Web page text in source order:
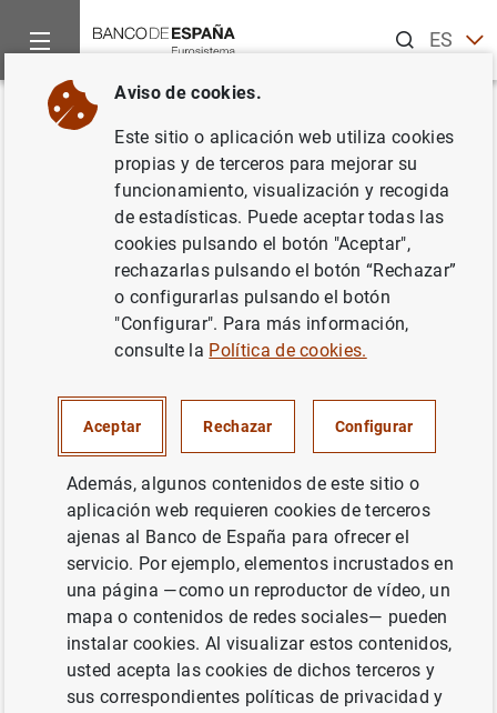
ESEN
Inicio Noticias y eventos
Volver
Evolución monetaria de la zona
del euro: mayo de 2001
POLÍTICA MONETARIA
SITUACIÓN ECONÓMICA
Evolución monetaria de la zona del euro:
mayo de 2001. Texto (25KB)
Evolución monetaria de la zona del euro:
mayo de 2001. Cuadro (16KB)
Aviso de cookies.
Este sitio o aplicación web utiliza cookies
propias y de terceros para mejorar su
funcionamiento, visualización y recogida
de estadísticas. Puede aceptar todas las
cookies pulsando el botón "Aceptar",
rechazarlas pulsando el botón “Rechazar”
o configurarlas pulsando el botón
"Configurar". Para más información,
consulte la Política de cookies.
Aceptar Rechazar Configurar
Además, algunos contenidos de este sitio o
aplicación web requieren cookies de terceros
ajenas al Banco de España para ofrecer el
servicio. Por ejemplo, elementos incrustados en
una página —como un reproductor de vídeo, un
mapa o contenidos de redes sociales— pueden
instalar cookies. Al visualizar estos contenidos,
usted acepta las cookies de dichos terceros y
sus correspondientes políticas de privacidad y